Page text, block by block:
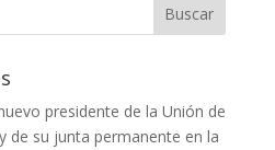
presidente de la Unión de
de su junta permanente en la